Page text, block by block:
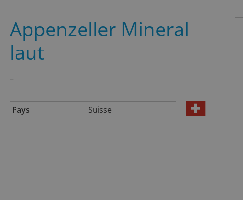
Appenzeller Mineral
laut
–
Pays Suisse